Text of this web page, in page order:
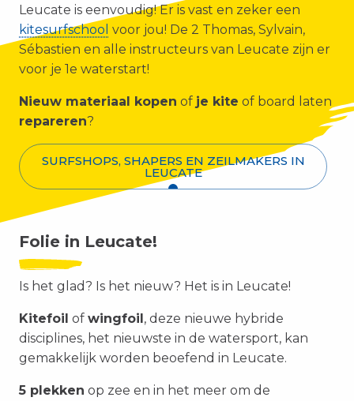
Leucate is eenvoudig! Er is vast en zeker een
kitesurfschool voor jou! De 2 Thomas, Sylvain,
Sébastien en alle instructeurs van Leucate zijn er
voor je 1e waterstart!
Nieuw materiaal kopen of je kite of board laten
repareren?
SURFSHOPS, SHAPERS EN ZEILMAKERS IN
LEUCATE
Folie in Leucate!
Is het glad? Is het nieuw? Het is in Leucate!
Kitefoil of wingfoil, deze nieuwe hybride
disciplines, het nieuwste in de watersport, kan
gemakkelijk worden beoefend in Leucate.
5 plekken op zee en in het meer om de